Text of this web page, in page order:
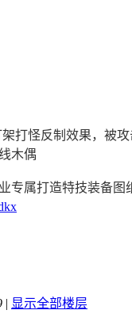
打怪反制效果，被
木偶
专属打造特技装备图
| 显示全部楼层